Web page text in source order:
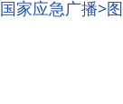
国家应急广播>